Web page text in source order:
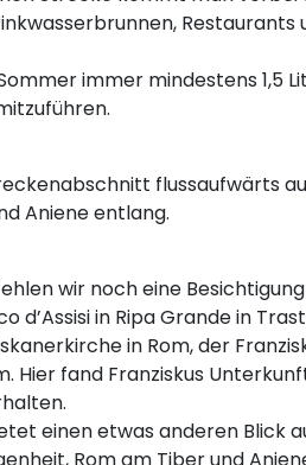
Restaurants
immer mindestens 1,5
flussaufwärts
Aniene entlang.
wir noch eine
d’Assisi in Ripa Grande in
in Rom, der
Hier fand Franziskus
einen etwas anderen Blick